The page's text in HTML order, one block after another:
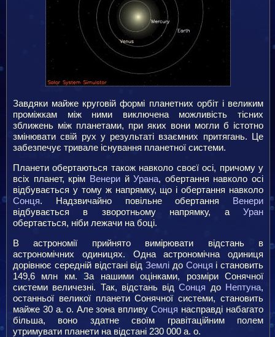
Завдяки майже круговій формі планетних орбіт і великим
проміжкам між ними виключена можливість тісних
зближень між планетами, при яких вони могли б істотно
змінювати свій рух у результаті взаємних притягань. Це
забезпечує тривале існування планетної системи.
Планети обертаються також навколо своєї осі, причому у
всіх планет, крім ВенерийУрана, обертання навколо осі
відбувається у тому ж напрямку, що і обертання навколо
Сонця. Надзвичайно повільне обертання Венери
відбувається в зворотньому напрямку, а Уран
обертається, ніби лежачи на боці.
В астрономії прийнято вимірювати відстань в
астрономічних одиницях. Одна астрономічна одиниця
дорівнює середній відстані від Землі до Сонця і становить
149,6 млн км. За нашими оцінками, розміри Сонячної
системи величезні. Так, відстань відСонця до Нептуна,
останньої великої планети Сонячної системи, становить
майже 30 а. о. Але зона впливуСонця насправді набагато
більша, воно здатне своїм гравітаційним полем
утримувати планети на відстані 230 000 а. о.